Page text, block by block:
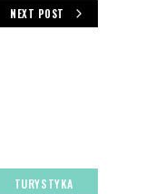
NEXT POST
TURYSTYKA